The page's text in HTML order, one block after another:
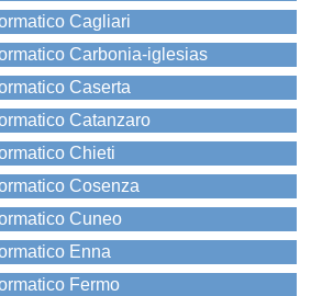
Cagliari
Carbonia-iglesias
Caserta
Catanzaro
Chieti
Cosenza
Cuneo
Enna
Fermo